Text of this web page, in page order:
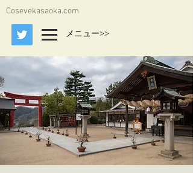
Cosevekasaoka.com
メニュー>>